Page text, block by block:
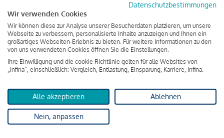
Kreditgeschäft gehören zu den wesentlichen
Schwerpunktsetzungen meiner Funktion.
Lesen Sie meine Finanzierungs-Tipps
KreditindexDas Wohnkredit Barometer
Datenschutzbestimmungen
Wir verwenden Cookies
Wir können diese zur Analyse unserer Besucherdaten platzieren, um unsere
Webseite zu verbessern, personalisierte Inhalte anzuzeigen und Ihnen ein
großartiges Webseiten-Erlebnis zu bieten. Für weitere Informationen zu den
von uns verwendeten Cookies öffnen Sie die Einstellungen.
Ihre Einwilligung und die cookie Richtlinie gelten für alle Websites von
„Infina“, einschließlich: Vergleich, Entlastung, Einsparung, Karriere, Infina.
Alle akzeptieren Ablehnen
Nein, anpassen